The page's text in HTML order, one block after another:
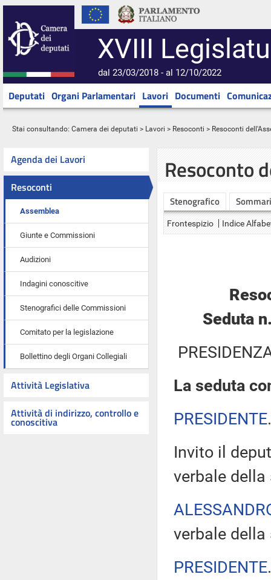
XVIII
dal 23/03/2018 - al 12/10/2022
Deputati Organi Parlamentari Lavori Documenti
Stai consultando: Camera dei deputati > Lavori > Resoconti > Resoconti
Agenda dei Lavori
Resoconti
Assemblea
Giunte e Commissioni
Audizioni
Indagini conoscitive
Stenografici delle Commissioni
Comitato per la legislazione
Bollettino degli Organi Collegiali
Attività Legislativa
Attività di indirizzo, controllo e
conoscitiva
Resoconto
Stenografico
Frontespizio Indice
Seduta
La seduta
PRESIDENTE
Invito il
verbale della
verbale
PRESIDENTE